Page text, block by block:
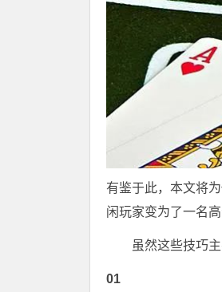
有鉴于此，本文将
闲玩家变为了一名
虽然这些技巧
01